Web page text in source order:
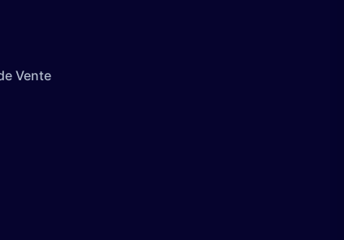
Vente
les réglementations. Personnalisez vos